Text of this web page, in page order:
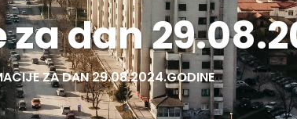
dan
ZA DAN 29.08.2024.GODINE